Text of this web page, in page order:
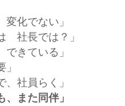
化でない」
社長では？」
きている」
社員らく」
また同伴」